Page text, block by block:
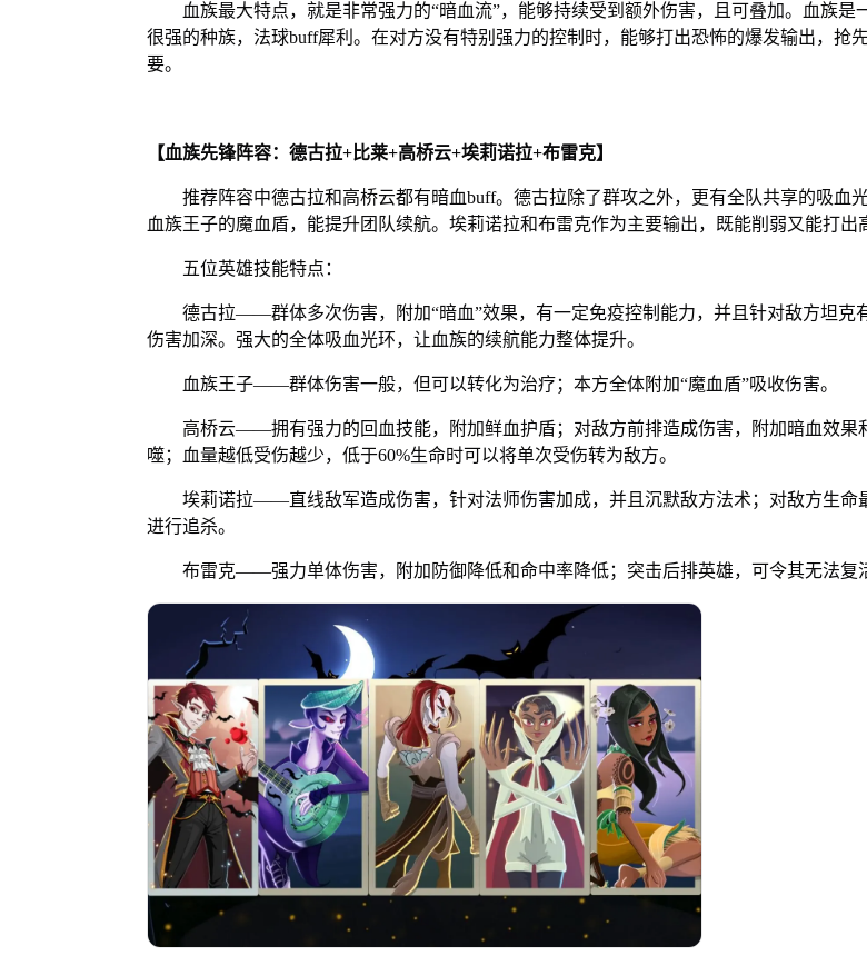
血族最大特点，就是非常强力的“暗血流”，能够持续受到额外伤害，且可叠加。血族是
很强的种族，法球buff犀利。在对方没有特别强力的控制时，能够打出恐怖的爆发输出，抢
要。
【血族先锋阵容：德古拉+比莱+高桥云+埃莉诺拉+布雷克】
推荐阵容中德古拉和高桥云都有暗血buff。德古拉除了群攻之外，更有全队共享的吸血
血族王子的魔血盾，能提升团队续航。埃莉诺拉和布雷克作为主要输出，既能削弱又能打出
五位英雄技能特点：
德古拉——群体多次伤害，附加“暗血”效果，有一定免疫控制能力，并且针对敌方坦克
伤害加深。强大的全体吸血光环，让血族的续航能力整体提升。
血族王子——群体伤害一般，但可以转化为治疗；本方全体附加“魔血盾”吸收伤害。
高桥云——拥有强力的回血技能，附加鲜血护盾；对敌方前排造成伤害，附加暗血效果
噬；血量越低受伤越少，低于60%生命时可以将单次受伤转为敌方。
埃莉诺拉——直线敌军造成伤害，针对法师伤害加成，并且沉默敌方法术；对敌方生命
进行追杀。
布雷克——强力单体伤害，附加防御降低和命中率降低；突击后排英雄，可令其无法复